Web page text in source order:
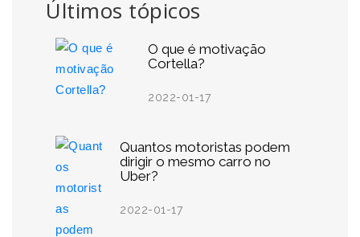
Últimos tópicos
O que é motivação
Cortella?
2022-01-17
Quantos motoristas podem
dirigir o mesmo carro no
Uber?
2022-01-17